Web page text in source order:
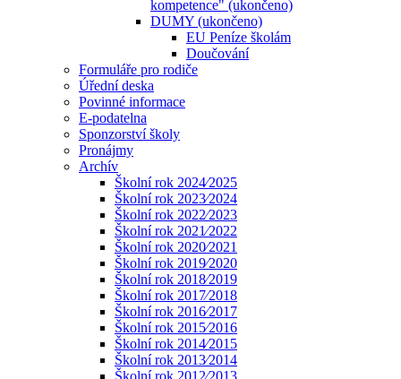
kompetence" (ukončeno)
DUMY (ukončeno)
EU Peníze školám
Doučování
Formuláře pro rodiče
Úřední deska
Povinné informace
E-podatelna
Sponzorství školy
Pronájmy
Archív
Školní rok 2024⁄2025
Školní rok 2023⁄2024
Školní rok 2022⁄2023
Školní rok 2021⁄2022
Školní rok 2020⁄2021
Školní rok 2019⁄2020
Školní rok 2018⁄2019
Školní rok 2017⁄2018
Školní rok 2016⁄2017
Školní rok 2015⁄2016
Školní rok 2014⁄2015
Školní rok 2013⁄2014
Školní rok 2012⁄2013